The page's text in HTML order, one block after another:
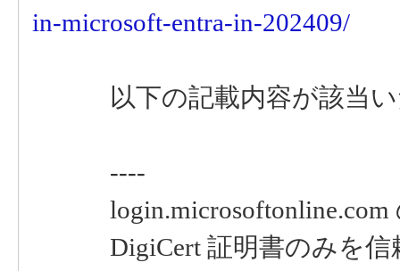
in-microsoft-entra-in-202409/
以下の記載内容が該当い
----
login.microsoftonline.com
DigiCert 証明書のみを信